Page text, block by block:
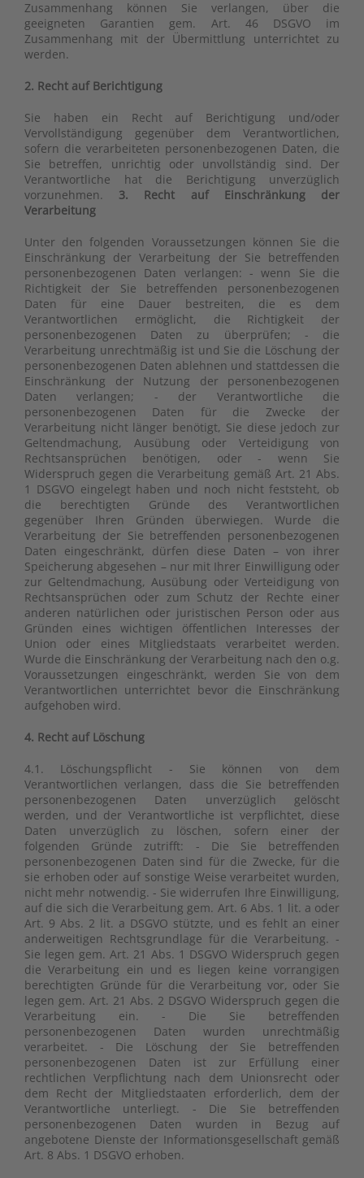
Zusammenhang können Sie verlangen, über die
geeigneten Garantien gem. Art. 46 DSGVO im
Zusammenhang mit der Übermittlung unterrichtet zu
werden.
2. Recht auf Berichtigung
Sie haben ein Recht auf Berichtigung und/oder
Vervollständigung gegenüber dem Verantwortlichen,
sofern die verarbeiteten personenbezogenen Daten, die
Sie betreffen, unrichtig oder unvollständig sind. Der
Verantwortliche hat die Berichtigung unverzüglich
vorzunehmen. 3. Recht auf Einschränkung der
Verarbeitung
Unter den folgenden Voraussetzungen können Sie die
Einschränkung der Verarbeitung der Sie betreffenden
personenbezogenen Daten verlangen: - wenn Sie die
Richtigkeit der Sie betreffenden personenbezogenen
Daten für eine Dauer bestreiten, die es dem
Verantwortlichen ermöglicht, die Richtigkeit der
personenbezogenen Daten zu überprüfen; - die
Verarbeitung unrechtmäßig ist und Sie die Löschung der
personenbezogenen Daten ablehnen und stattdessen die
Einschränkung der Nutzung der personenbezogenen
Daten verlangen; - der Verantwortliche die
personenbezogenen Daten für die Zwecke der
Verarbeitung nicht länger benötigt, Sie diese jedoch zur
Geltendmachung, Ausübung oder Verteidigung von
Rechtsansprüchen benötigen, oder - wenn Sie
Widerspruch gegen die Verarbeitung gemäß Art. 21 Abs.
1 DSGVO eingelegt haben und noch nicht feststeht, ob
die berechtigten Gründe des Verantwortlichen
gegenüber Ihren Gründen überwiegen. Wurde die
Verarbeitung der Sie betreffenden personenbezogenen
Daten eingeschränkt, dürfen diese Daten – von ihrer
Speicherung abgesehen – nur mit Ihrer Einwilligung oder
zur Geltendmachung, Ausübung oder Verteidigung von
Rechtsansprüchen oder zum Schutz der Rechte einer
anderen natürlichen oder juristischen Person oder aus
Gründen eines wichtigen öffentlichen Interesses der
Union oder eines Mitgliedstaats verarbeitet werden.
Wurde die Einschränkung der Verarbeitung nach den o.g.
Voraussetzungen eingeschränkt, werden Sie von dem
Verantwortlichen unterrichtet bevor die Einschränkung
aufgehoben wird.
4. Recht auf Löschung
4.1. Löschungspflicht - Sie können von dem
Verantwortlichen verlangen, dass die Sie betreffenden
personenbezogenen Daten unverzüglich gelöscht
werden, und der Verantwortliche ist verpflichtet, diese
Daten unverzüglich zu löschen, sofern einer der
folgenden Gründe zutrifft: - Die Sie betreffenden
personenbezogenen Daten sind für die Zwecke, für die
sie erhoben oder auf sonstige Weise verarbeitet wurden,
nicht mehr notwendig. - Sie widerrufen Ihre Einwilligung,
auf die sich die Verarbeitung gem. Art. 6 Abs. 1 lit. a oder
Art. 9 Abs. 2 lit. a DSGVO stützte, und es fehlt an einer
anderweitigen Rechtsgrundlage für die Verarbeitung. -
Sie legen gem. Art. 21 Abs. 1 DSGVO Widerspruch gegen
die Verarbeitung ein und es liegen keine vorrangigen
berechtigten Gründe für die Verarbeitung vor, oder Sie
legen gem. Art. 21 Abs. 2 DSGVO Widerspruch gegen die
Verarbeitung ein. - Die Sie betreffenden
personenbezogenen Daten wurden unrechtmäßig
verarbeitet. - Die Löschung der Sie betreffenden
personenbezogenen Daten ist zur Erfüllung einer
rechtlichen Verpflichtung nach dem Unionsrecht oder
dem Recht der Mitgliedstaaten erforderlich, dem der
Verantwortliche unterliegt. - Die Sie betreffenden
personenbezogenen Daten wurden in Bezug auf
angebotene Dienste der Informationsgesellschaft gemäß
Art. 8 Abs. 1 DSGVO erhoben.